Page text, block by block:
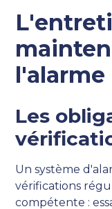
Les
Un système
vérifications
compétente :